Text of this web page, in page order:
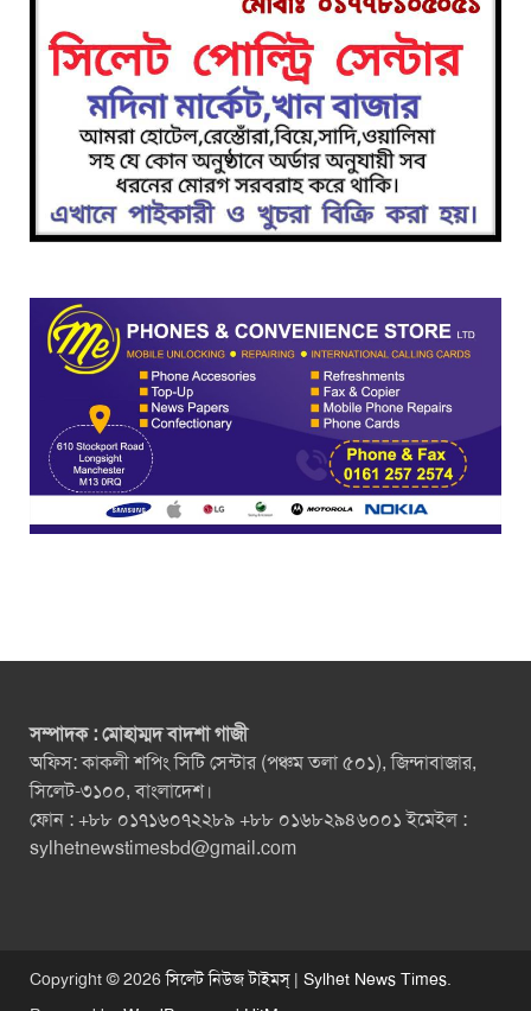
সম্পাদক : মোহাম্মদ বাদশা গাজী
অফিস: কাকলী শপিং সিটি সেন্টার (পঞ্চম তলা ৫০১), জিন্দাবাজার,
সিলেট-৩১০০, বাংলাদেশ।
ফোন : +৮৮ ০১৭১৬০৭২২৮৯ +৮৮ ০১৬৮২৯৪৬০০১ ইমেইল :
sylhetnewstimesbd@gmail.com
Copyright © 2026সিলেট নিউজ টাইমস্ | Sylhet News Times.